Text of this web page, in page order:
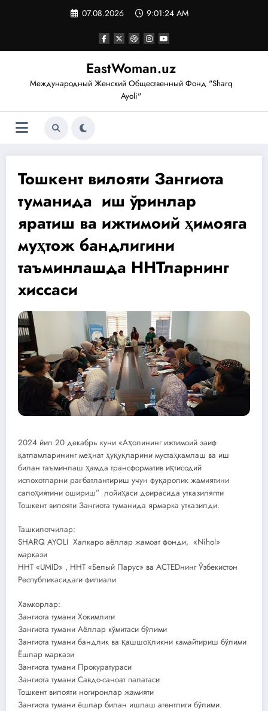
07.08.2026 9:01:25 AM
EastWoman.uz
Международный Женский Общественный Фонд "Sharq
Ayoli"
Тошкент вилояти Зангиота
туманида иш ўринлар
яратиш ва ижтимоий ҳимояга
муҳтож бандлигини
таъминлашда ННТларнинг
хиссаси
2024 йил 20 декабрь куни «Аҳолининг ижтимоий заиф
қатламларининг меҳнат ҳуқуқларини мустаҳкамлаш ва иш
билан таъминлаш ҳамда трансформатив иқтисодий
ислохотларни рағбатлантириш учун фуқаролик жамиятини
салоҳиятини ошириш” лойиҳаси доирасида утказиляпти
Тошкент вилояти Зангиота туманида ярмарка утказилди.
Ташкилотчилар:
SHARQ AYOLI Халкаро аёллар жамоат фонди, «Nihol»
маркази
ННТ «UMID» , ННТ «Белый Парус» ва ACTEDнинг Ўзбекистон
Республикасидаги филиали
Хамкорлар:
Зангиота тумани Хокимлиги
Зангиота тумани Аёллар кўмитаси бўлими
Зангиота тумани бандлик ва қашшоқликни камайтириш бўлими
Ёшлар маркази
Зангиота тумани Прокуратураси
Зангиота тумани Савдо-саноат палатаси
Тошкент вилояти ногиронлар жамияти
Зангиота тумани ёшлар билан ишлаш агентлиги бўлими.